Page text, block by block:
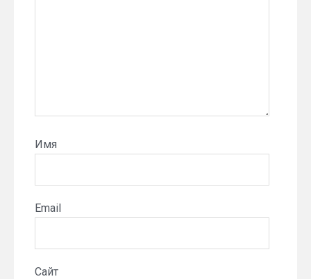
Имя
Email
Сайт